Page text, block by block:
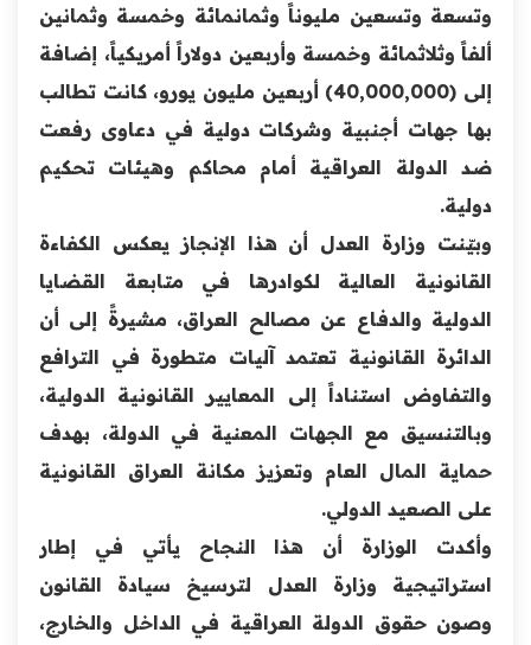
وتسعة وتسعين مليوناً وثمانمائة وخمسة وثمانين
ألفاً وثلاثمائة وخمسة وأربعين دولاراً أمريكياً، إضافة
إلى (40,000,000) أربعين مليون يورو، كانت تطالب
بها جهات أجنبية وشركات دولية في دعاوى رفعت
ضد الدولة العراقية أمام محاكم وهيئات تحكيم
دولية.
وبيّنت وزارة العدل أن هذا الإنجاز يعكس الكفاءة
القانونية العالية لكوادرها في متابعة القضايا
الدولية والدفاع عن مصالح العراق، مشيرةً إلى أن
الدائرة القانونية تعتمد آليات متطورة في الترافع
والتفاوض استناداً إلى المعايير القانونية الدولية،
وبالتنسيق مع الجهات المعنية في الدولة، بهدف
حماية المال العام وتعزيز مكانة العراق القانونية
على الصعيد الدولي.
وأكدت الوزارة أن هذا النجاح يأتي في إطار
استراتيجية وزارة العدل لترسيخ سيادة القانون
وصون حقوق الدولة العراقية في الداخل والخارج،